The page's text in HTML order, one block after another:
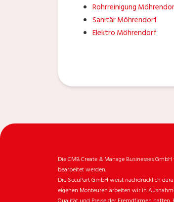
Rohrreinigung
Sanitär Möhrendorf
Elektro Möhrendorf
Die CMB Create & Manage Businesses
bearbeitet werden.
Die SecuPart GmbH weist nachdrücklich
eigenen Monteuren arbeiten wir in